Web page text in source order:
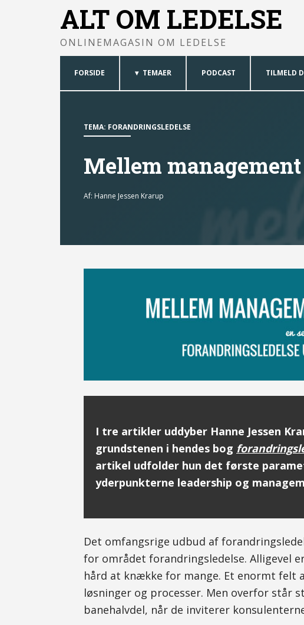
ALT OM LEDELSE
ONLINEMAGASIN OM LEDELSE
FORSIDE TEMAER PODCAST TILMELD
TEMA: FORANDRINGSLEDELSE
Mellem
Af: Hanne Jessen Krarup
I tre artikler uddyber Hanne Jessen
grundstenen i hendes bog
artikel udfolder hun det første
yderpunkterne leadership og
Det omfangsrige udbud af
for området forandringsledelse. Alligevel
hård at knække for mange. Et enormt felt
løsninger og processer. Men overfor står
banehalvdel, når de inviterer